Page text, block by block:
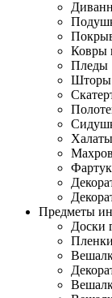
Ковры
Пледы
Шторы
Предметы
Доски